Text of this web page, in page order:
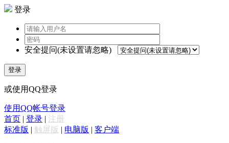
登录
安全提问(未设置请忽略)
登录
或使用QQ登录
使用QQ帐号登录
首页 | 登录 | 注册
标准版 | 触屏版 | 电脑版 | 客户端